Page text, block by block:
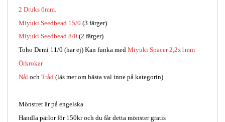
2 Druks 6mm.
Miyuki Seedbead 15/0 (3 färger)
Miyuki Seedbead 8/0 (2 färger)
Toho Demi 11/0 (har ej) Kan funka med Miyuki Spacer 2,2x1mm
Örkrokar
Nål och Tråd (läs mer om bästa val inne på kategorin)
Mönstret är på engelska
Handla pärlor för 150kr och du får detta mönster gratis